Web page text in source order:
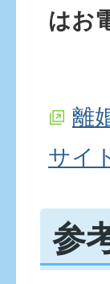
はお
離
サイ
参